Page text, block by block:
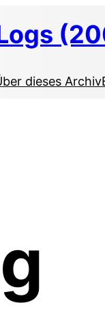
dieses Archiv